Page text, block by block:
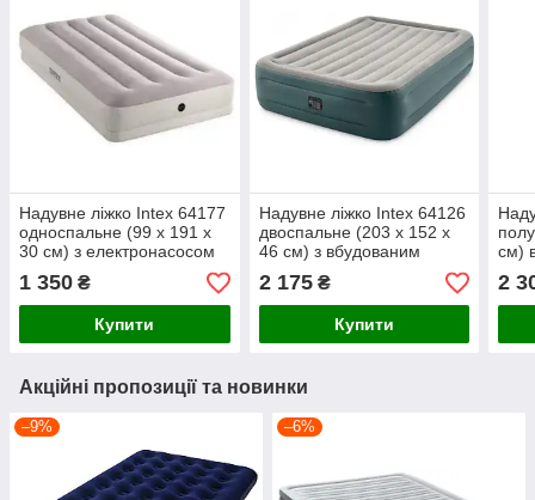
Надувне ліжко Intex 64177
односпальне (99 х 191 х
30 см) з електронасосом
USB
1 350 ₴
Купити
Надувне ліжко Intex 64126
двоспальне (203 х 152 х
46 см) з вбудованим
електронасосом
2 175₴
Купити
см)
2
Акційні пропозиції та новинки
–9% –6%